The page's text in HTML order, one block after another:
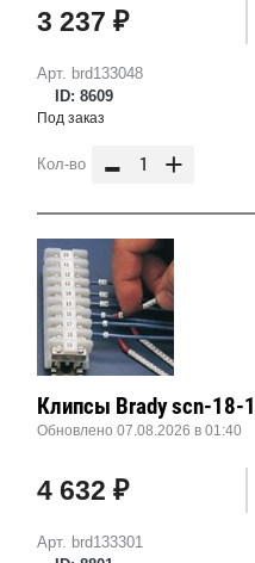
Арт. brd133048
ID: 8609
3 237 ₽
Под заказ
Кол-во - +
Арт. brd133301
Клипсы Brady scn-18-1
Обновлено 07.08.2026 в 01:40
4 632 ₽